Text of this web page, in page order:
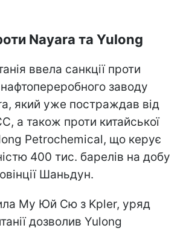
Nayara та Yulong
ввела санкції проти
нафтопереробного заводу
який уже постраждав від
а також проти китайської
Petrochemical, що керує
400 тис. барелів на добу
Шаньдун.
Му Юй Сю з Kpler, уряд
дозволив Yulong